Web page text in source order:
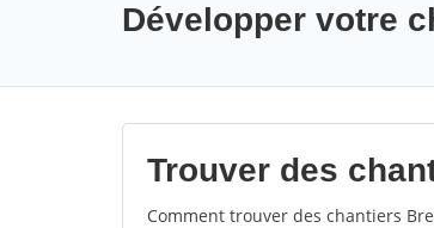
Développer votre
Trouver des
Comment trouver des chantiers